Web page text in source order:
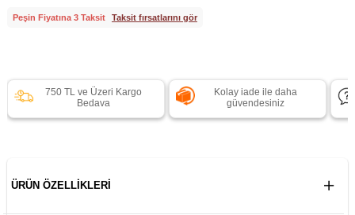
Peşin Fiyatına 3 Taksit Taksit fırsatlarını gör
750 TL ve Üzeri Kargo
Bedava
Kolay iade ile daha
güvendesiniz
ÜRÜN ÖZELLIKLERI